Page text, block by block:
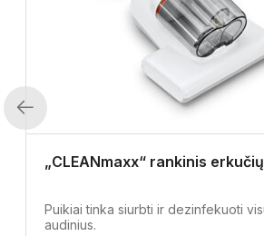
Previous
„CLEANmaxx“ rankinis
Puikiai tinka siurbti ir dezinfekuoti
audinius.